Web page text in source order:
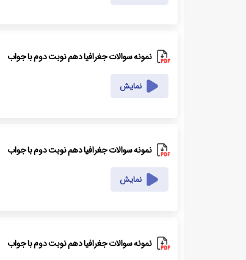
نمونه سوالات جغرافیا دهم نوبت دوم با جواب
نمایش
نمونه سوالات جغرافیا دهم نوبت دوم با جواب
نمایش
نمونه سوالات جغرافیا دهم نوبت دوم با جواب